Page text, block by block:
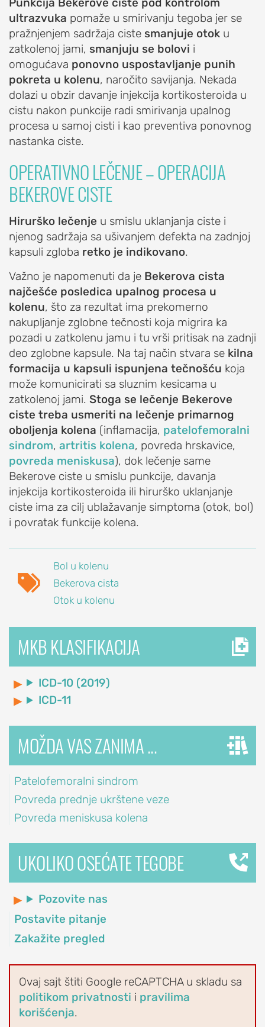
Subakromijalna
dekompresija
LAKAT
POVREDE
I
OBOLJENJA
LAKTA
lakta
Prelom
radijusa
lakta
(prelom
glave
žbice)
Teniski
lakat
(lateralni
epikondilitis)
Golferski
lakat
(medijalni
epikondilitis)
Ukočenost
lakta
(kontraktura
lakta)
Slobodna
tela
u
Nestabilnost
lakta
Sindrom
kanala
PROCEDURE
ZA
LEČENJE
LAKTA
Blokada
lakta
Artroskopija
zglobne
kapsule
lakta
Uklanjanje
slobodnih
tela
iz
lakta
KOLENO
POVREDE
I
OBOLJENJA
ultrazvuka pomaže u smirivanju tegoba jer se
pražnjenjem sadržaja ciste smanjuje otok u
zatkolenoj jami, smanjuju se bolovi i
omogućava ponovno uspostavljanje punih
pokreta u kolenu, naročito savijanja. Nekada
dolazi u obzir davanje injekcija kortikosteroida u
cistu nakon punkcije radi smirivanja upalnog
procesa u samoj cisti i kao preventiva ponovnog
nastanka ciste.
OPERATIVNO LEČENJE – OPERACIJA
BEKEROVE CISTE
Hirurško lečenje u smislu uklanjanja ciste i
njenog sadržaja sa ušivanjem defekta na zadnjoj
kapsuli zgloba retko je indikovano.
Važno je napomenuti da je Bekerova cista
najčešće posledica upalnog procesa u
kolenu, što za rezultat ima prekomerno
nakupljanje zglobne tečnosti koja migrira ka
pozadi u zatkolenu jamu i tu vrši pritisak na zadnji
deo zglobne kapsule. Na taj način stvara se kilna
formacija u kapsuli ispunjena tečnošću koja
može komunicirati sa sluznim kesicama u
zatkolenoj jami. Stoga se lečenje Bekerove
ciste treba usmeriti na lečenje primarnog
oboljenja kolena (inflamacija, patelofemoralni
sindrom, artritis kolena, povreda hrskavice,
povreda meniskusa), dok lečenje same
Bekerove ciste u smislu punkcije, davanja
injekcija kortikosteroida ili hirurško uklanjanje
ciste ima za cilj ublažavanje simptoma (otok, bol)
i povratak funkcije kolena.

Bol u kolenu
Bekerova cista
Otok u kolenu
MKB KLASIFIKACIJA
ICD-10 (2019)
ICD-11
MOŽDA VAS ZANIMA ...
Patelofemoralni sindrom
Povreda prednje ukrštene veze
Povreda meniskusa kolena
UKOLIKO OSEĆATE TEGOBE
Pozovite nas
Postavite pitanje
Zakažite pregled
Ovaj sajt štiti Google reCAPTCHA u skladu sa
politikom privatnosti i pravilima
korišćenja.